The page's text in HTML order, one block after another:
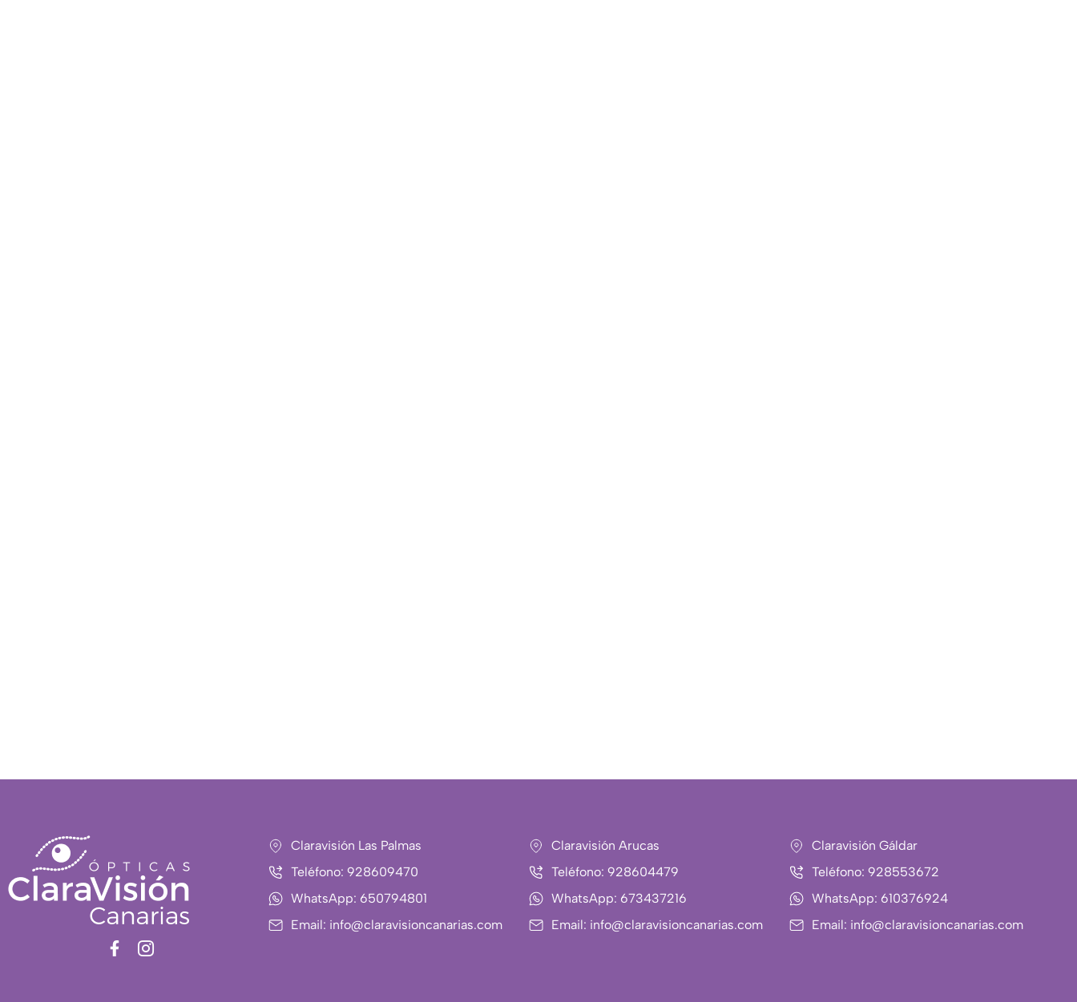
F
I
Claravisión Las Palmas
Teléfono: 928609470
WhatsApp: 650794801
Email: info@claravisioncanarias.com
Claravisión Arucas
Teléfono: 928604479
WhatsApp: 673437216
Email: info@claravisioncanarias.com
Claravisión Gáldar
Teléfono: 928553672
WhatsApp: 610376924
Email: info@claravisioncanarias.com